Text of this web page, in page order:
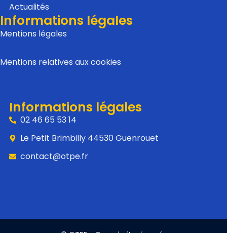
Actualités
Informations légales
Mentions légales
Mentions relatives aux cookies
Informations légales
02 46 65 53 14
Le Petit Brimbilly 44530 Guenrouet
contact@otpe.fr